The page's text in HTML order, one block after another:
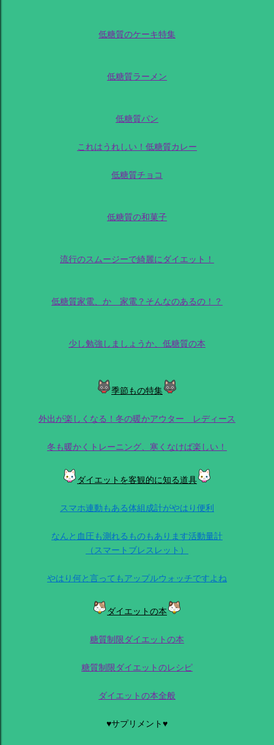
低糖質のケーキ特集
低糖質ラーメン
低糖質パン
これはうれしい！低糖質カレー
低糖質チョコ
低糖質の和菓子
流行のスムージーで綺麗にダイエット！
低糖質家電、か 家電？そんなのあるの！？
少し勉強しましょうか、低糖質の本
季節もの特集
外出が楽しくなる！冬の暖かアウター レディース
冬も暖かくトレーニング、寒くなけば楽しい！
ダイエットを客観的に知る道具
スマホ連動もある体組成計がやはり便利
なんと血圧も測れるものもあります活動量計
（スマートブレスレット）
やはり何と言ってもアップルウォッチですよね
ダイエットの本
糖質制限ダイエットの本
糖質制限ダイエットのレシピ
ダイエットの本全般
♥サプリメント♥